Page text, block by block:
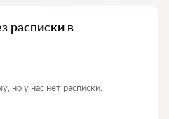
расписки в
но у нас нет расписки.